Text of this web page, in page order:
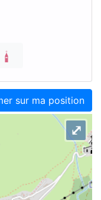
sur ma position
⤢